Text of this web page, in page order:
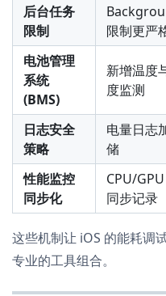
后台任务
限制
限制更严
电池管理
系统
(BMS)
新增温度
度监测
日志安全
策略
电量日志
储
性能监控
同步化
CPU/
同步记录
这些机制让 iOS 的能耗调
专业的工具组合。